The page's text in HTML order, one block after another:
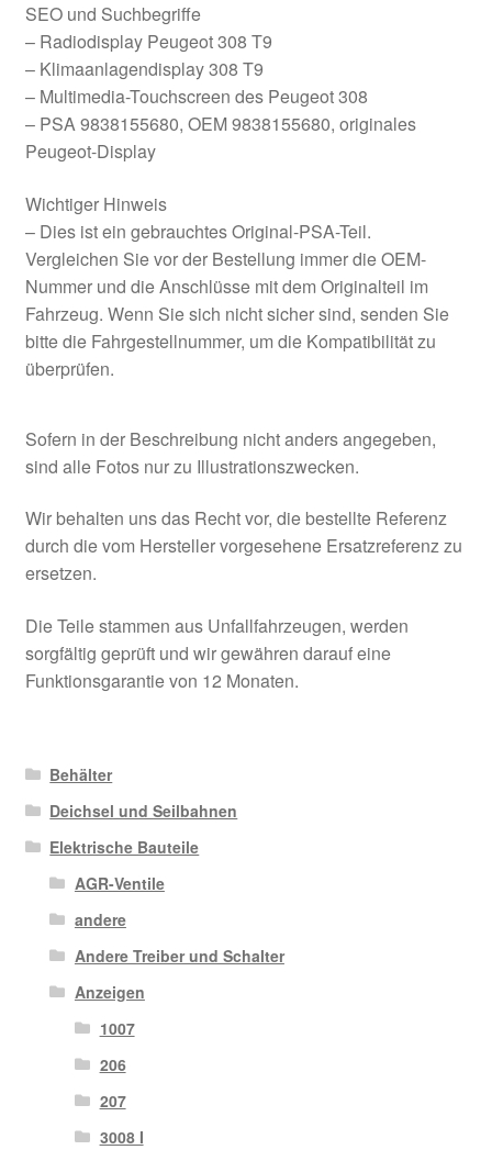
SEO und Suchbegriffe
– Radiodisplay Peugeot 308 T9
– Klimaanlagendisplay 308 T9
– Multimedia-Touchscreen des Peugeot 308
– PSA 9838155680, OEM 9838155680, originales
Peugeot-Display
Wichtiger Hinweis
– Dies ist ein gebrauchtes Original-PSA-Teil.
Vergleichen Sie vor der Bestellung immer die OEM-
Nummer und die Anschlüsse mit dem Originalteil im
Fahrzeug. Wenn Sie sich nicht sicher sind, senden Sie
bitte die Fahrgestellnummer, um die Kompatibilität zu
überprüfen.
Sofern in der Beschreibung nicht anders angegeben,
sind alle Fotos nur zu Illustrationszwecken.
Wir behalten uns das Recht vor, die bestellte Referenz
durch die vom Hersteller vorgesehene Ersatzreferenz zu
ersetzen.
Die Teile stammen aus Unfallfahrzeugen, werden
sorgfältig geprüft und wir gewähren darauf eine
Funktionsgarantie von 12 Monaten.
Behälter
Deichsel und Seilbahnen
Elektrische Bauteile
AGR-Ventile
andere
Andere Treiber und Schalter
Anzeigen
1007
206
207
3008 I